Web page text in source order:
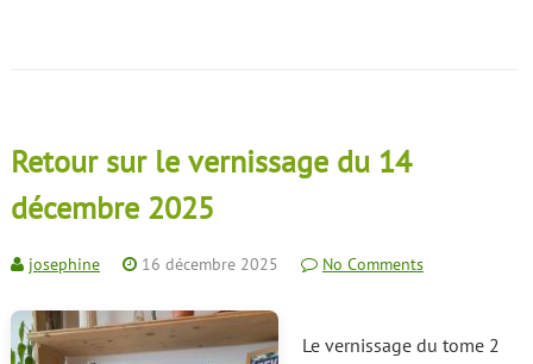
Retour sur le vernissage du 14
décembre 2025
josephine 16 décembre 2025 No Comments
Le vernissage du tome 2